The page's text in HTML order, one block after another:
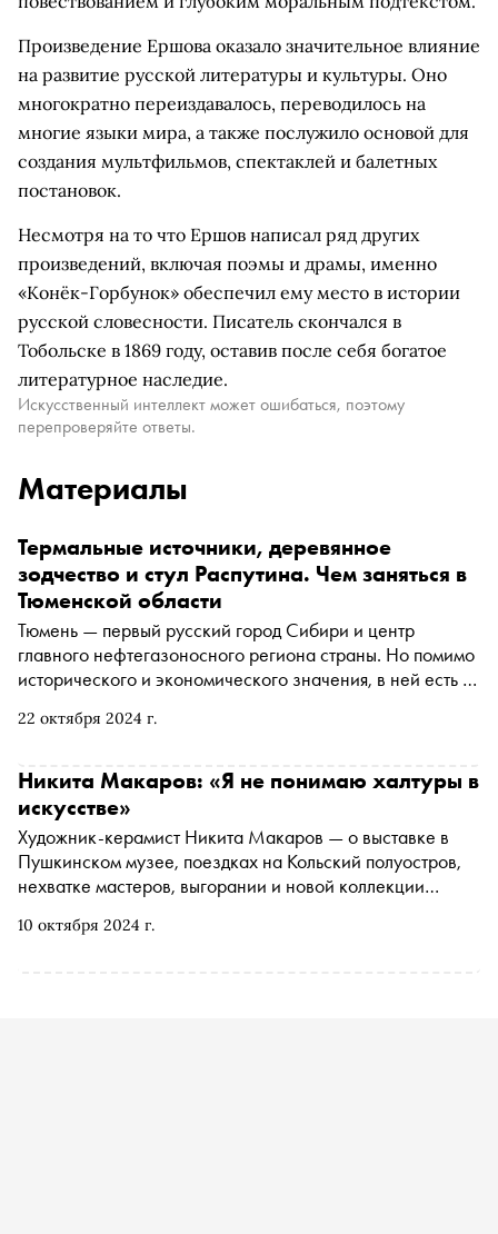
Произведение Ершова оказало значительное влияние
на развитие русской литературы и культуры. Оно
многократно переиздавалось, переводилось на
многие языки мира, а также послужило основой для
создания мультфильмов, спектаклей и балетных
постановок.
Несмотря на то что Ершов написал ряд других
произведений, включая поэмы и драмы, именно
«Конёк-Горбунок» обеспечил ему место в истории
русской словесности. Писатель скончался в
Тобольске в 1869 году, оставив после себя богатое
литературное наследие.
Искусственный интеллект может ошибаться, поэтому
перепроверяйте ответы.
Материалы
22 октября 2024 г.
Термальные источники, деревянное
зодчество и стул Распутина. Чем заняться в
Тюменской области
Тюмень — первый русский город Сибири и центр
главного нефтегазоносного региона страны. Но помимо
исторического и экономического значения, в ней есть и
Разбираемся, чем можно заняться в регионе
10 октября 2024 г.
Никита Макаров: «Я не понимаю халтуры в
искусстве»
Художник-керамист Никита Макаров — о выставке в
Пушкинском музее, поездках на Кольский полуостров,
нехватке мастеров, выгорании и новой коллекции